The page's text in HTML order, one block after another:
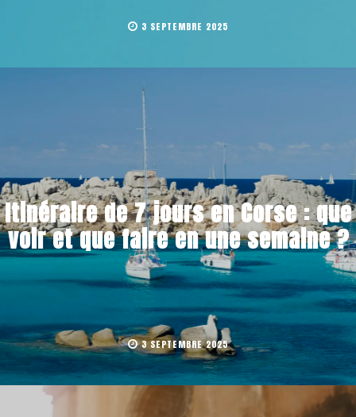
3 SEPTEMBRE 2025
Itinéraire de 7 jours en Corse : que
voir et que faire en une semaine ?
3 SEPTEMBRE 2025